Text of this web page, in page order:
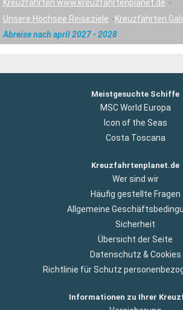
Kreuzfahrten www.kreuzfahrtenplanet.de
Unsere Hochsee Reiseziele
Kreuzfahrten
Abreise nach april 2027 - 2028
Meistgesuchte Schiffe
MSC World Europa
Icon of the Seas
Costa Toscana
Kreuzfahrtenplanet.de
Wer sind wir
Häufig gestellte Fragen
Allgemeine
Sicherheit
Übersicht der Seite
Datenschutz & Cookies
Richtlinie für Schutz
Informationen zu Ihrer